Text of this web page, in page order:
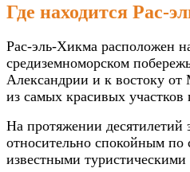
Где находится Рас-
Рас-эль-Хикма расположен
средиземноморском
Александрии и к востоку
из самых красивых участков
На протяжении десятилетий
относительно спокойным по
известными